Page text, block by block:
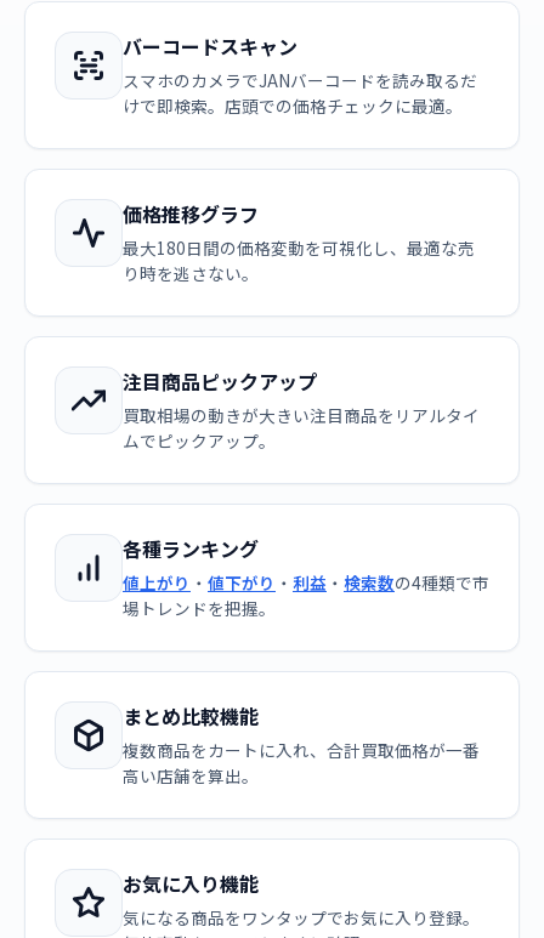
バーコードスキャン
スマホのカメラでJANバーコードを読み取るだ
けで即検索。店頭での価格チェックに最適。
価格推移グラフ
最大180日間の価格変動を可視化し、最適な売
り時を逃さない。
注目商品ピックアップ
買取相場の動きが大きい注目商品をリアルタイ
ムでピックアップ。
各種ランキング
値上がり ・ 値下がり ・ 利益 ・ 検索数の4種類で市
場トレンドを把握。
まとめ比較機能
複数商品をカートに入れ、合計買取価格が一番
高い店舗を算出。
お気に入り機能
気になる商品をワンタップでお気に入り登録。